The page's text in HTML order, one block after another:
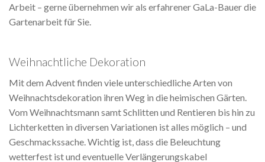
Arbeit – gerne übernehmen wir als erfahrener GaLa-Bauer die
Gartenarbeit für Sie.
Weihnachtliche Dekoration
Mit dem Advent finden viele unterschiedliche Arten von
Weihnachtsdekoration ihren Weg in die heimischen Gärten.
Vom Weihnachtsmann samt Schlitten und Rentieren bis hin zu
Lichterketten in diversen Variationen ist alles möglich – und
Geschmackssache. Wichtig ist, dass die Beleuchtung
wetterfest ist und eventuelle Verlängerungskabel